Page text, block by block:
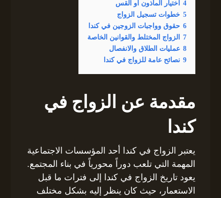
4
اختيار المأذون أو القس
5 خطوات تسجيل الزواج
6 حقوق وواجبات الزوجين في كندا
7
الزواج المختلط والقوانين الخاصة
8 عمليات الطلاق والانفصال
9 نصائح عامة للزواج في كندا
مقدمة عن الزواج في
كندا
يعتبر الزواج في كندا أحد المؤسسات الاجتماعية
المهمة التي تلعب دوراً محورياً في بناء المجتمع.
يعود تاريخ الزواج في كندا إلى فترات ما قبل
الاستعمار، حيث كان ينظر إليه بشكل مختلف